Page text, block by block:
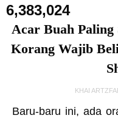
6,383,024
Acar Buah Paling
Korang Wajib
KHAI
Baru-baru ini, ada